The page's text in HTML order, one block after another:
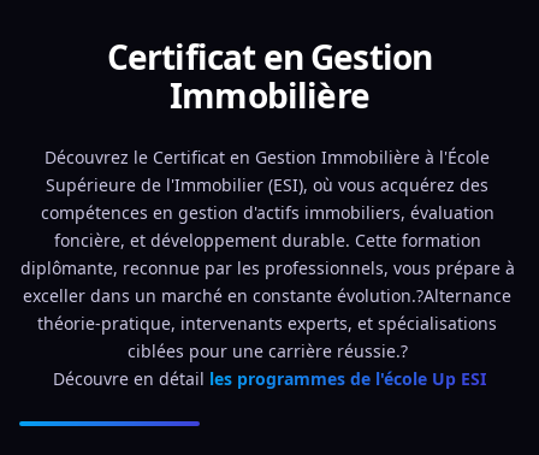
Certificat en Gestion
Immobilière
Découvrez le Certificat en Gestion Immobilière à l'École
Supérieure de l'Immobilier (ESI), où vous acquérez des
compétences en gestion d'actifs immobiliers, évaluation
foncière, et développement durable. Cette formation
diplômante, reconnue par les professionnels, vous prépare à
exceller dans un marché en constante évolution.?Alternance
théorie-pratique, intervenants experts, et spécialisations
ciblées pour une carrière réussie.?
Découvre en détail les programmes de l'école Up ESI